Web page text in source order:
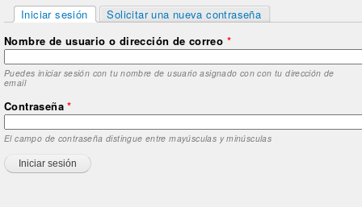
Solapas principales
Iniciar sesión
Solicitar una nueva contraseña
Nombre de usuario o dirección de correo *
Puedes iniciar sesión con tu nombre de usuario asignado con con tu dirección de
email
Contraseña*
El campo de contraseña distingue entre mayúsculas y minúsculas